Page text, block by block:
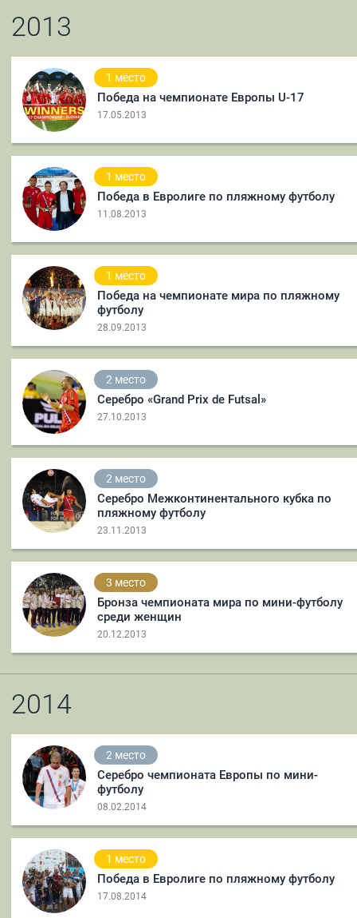
2013
1 место
Победа на чемпионате Европы U-17
17.05.2013
1 место
Победа в Евролиге по пляжному футболу
11.08.2013
1 место
Победа на чемпионате мира по пляжному
футболу
28.09.2013
2 место
Серебро «Grand Prix de Futsal»
27.10.2013
2 место
Серебро Межконтинентального кубка по
пляжному футболу
23.11.2013
3 место
Бронза чемпионата мира по мини-футболу
среди женщин
20.12.2013
2014
2 место
Серебро чемпионата Европы по мини-
футболу
08.02.2014
1 место
Победа в Евролиге по пляжному футболу
17.08.2014